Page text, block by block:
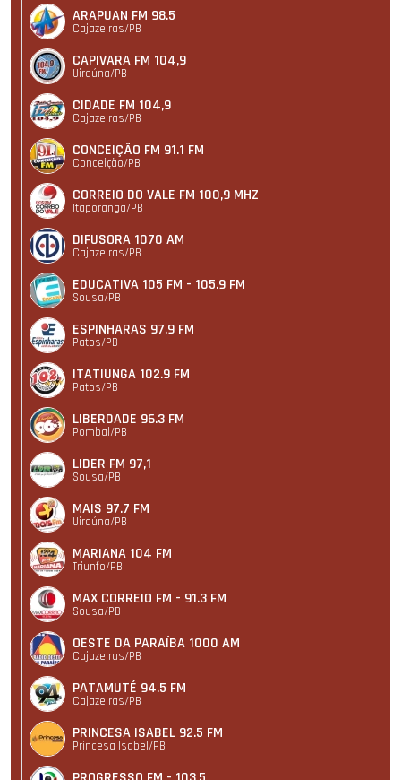
ARAPUAN FM 98.5
Cajazeiras/PB
CAPIVARA FM 104,9
Uiraúna/PB
CIDADE FM 104,9
Cajazeiras/PB
CONCEIÇÃO FM 91.1 FM
Conceição/PB
CORREIO DO VALE FM 100,9 MHZ
Itaporanga/PB
DIFUSORA 1070 AM
Cajazeiras/PB
EDUCATIVA 105 FM - 105.9 FM
Sousa/PB
ESPINHARAS 97.9 FM
Patos/PB
ITATIUNGA 102.9 FM
Patos/PB
LIBERDADE 96.3 FM
Pombal/PB
LIDER FM 97,1
Sousa/PB
MAIS 97.7 FM
Uiraúna/PB
MARIANA 104 FM
Triunfo/PB
MAX CORREIO FM - 91.3 FM
Sousa/PB
OESTE DA PARAÍBA 1000 AM
Cajazeiras/PB
PATAMUTÉ 94.5 FM
Cajazeiras/PB
PRINCESA ISABEL 92.5 FM
Princesa Isabel/PB